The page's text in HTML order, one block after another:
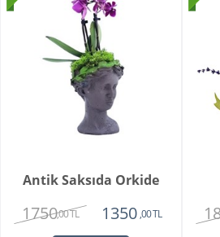
Antik Saksıda Orkide
1750,00 TL 1350 ,00 TL